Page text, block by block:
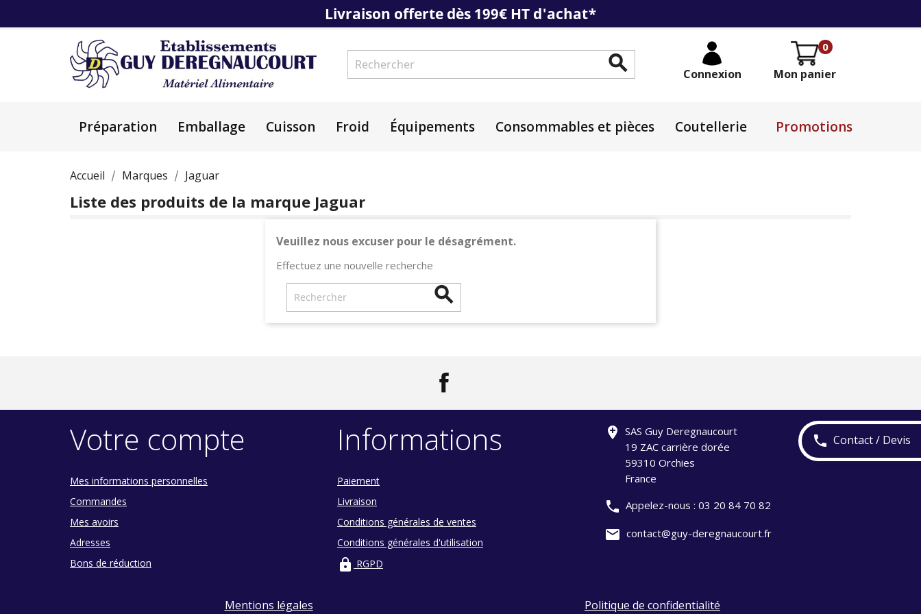
Livraison offerte dès 199€ HT d'achat*
0
Mon panier
 Connexion
Préparation Emballage Cuisson Froid Équipements Consommables et pièces Coutellerie Promotions
phone Contact / Devis
Accueil Marques Jaguar
Liste des produits de la marque Jaguar
Veuillez nous excuser pour le désagrément.
Effectuez une nouvelle recherche

Votre compte
Mes informations personnelles
Commandes
Mes avoirs
Adresses
Bons de réduction
Informations
Paiement
Livraison
Conditions générales de ventes
Conditions générales d'utilisation
lock RGPD
add_location SAS Guy Deregnaucourt
19 ZAC carrière dorée
59310 Orchies
France
phone Appelez-nous : 03 20 84 70 82
mail contact@guy-deregnaucourt.fr
Mentions légales Politique de confidentialité